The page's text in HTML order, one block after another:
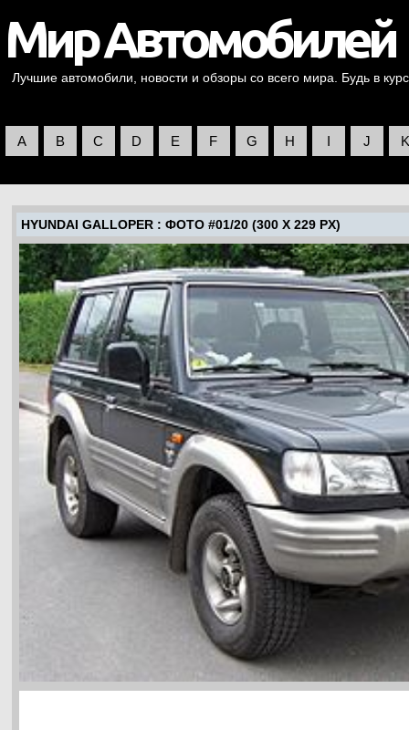
Лучшие автомобили, новости и обзоры со всего мира. Будь в
A B C D E F G H I J K
HYUNDAI GALLOPER : ФОТО #01/20 (300 X 229 PX)